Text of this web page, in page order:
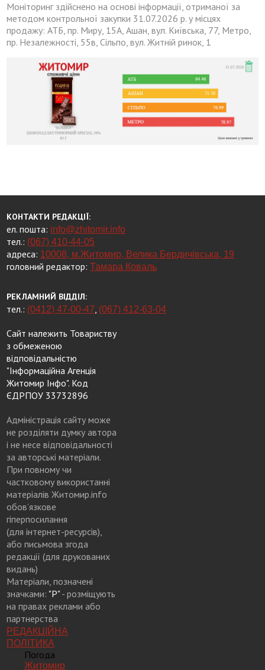
Моніторинг здійснено на основі інформації, отриманої за
методом контрольної закупки 31.07.2026 р. у місцях
продажу: АТБ, пр. Миру, 15А, Ашан, вул. Київська, 77, Метро,
пр. Незалежності, 55в, Сільпо, вул. Житній ринок, 1
КОНТАКТИ РЕДАКЦІЇ:
ел. пошта: info@zhitomir.info
тел.: (067) 410-44-05
адреса: 10008, м.Житомир, Велика Бердичівська, 19
головний редактор:Тамара Коваль
РЕКЛАМНИЙ ВІДДІЛ:
тел.: (0412) 47-00-47, (067) 412-63-04
Сайт належить Товариству
з обмеженою
відповідальністю
"Інформаційна Агенція
Житомир Інфо". Код
ЄДРПОУ 33732896
Адміністрація сайту може
не розділяти думку автора
і не несе відповідальності
за авторські матеріали.
При повному чи
частковому використанні
матеріалів Житомир.info
обов’язкове
гіперпосилання
(для інтернет-ресурсів),
або письмова згода
редакції (для друкованих
видань)
Матеріали, позначені
значками: "Р"- розміщують
на правах реклами або
партнерства
РЕДАКЦІЙНА
ПОЛІТИКА
Погода
Житомир